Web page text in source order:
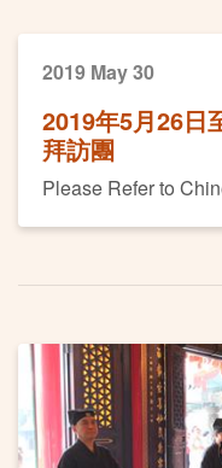
2019 May 30
2019年5月26日
拜訪團
Please Refer to